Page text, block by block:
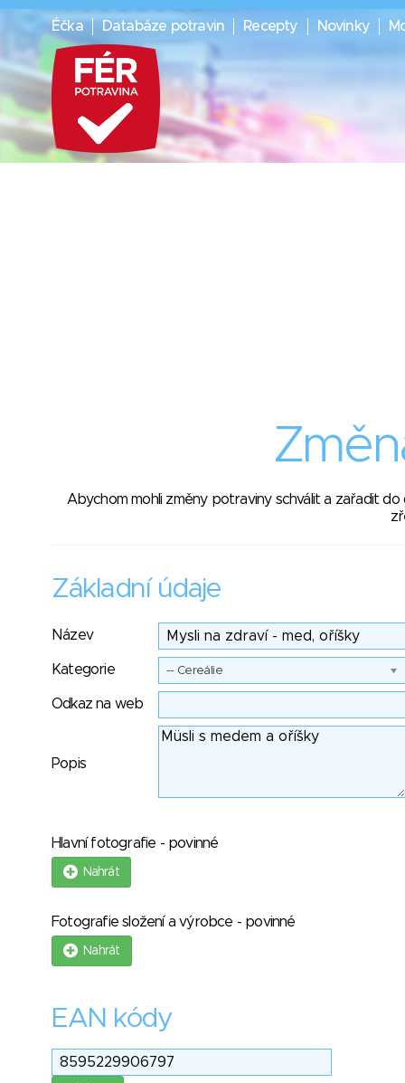
Éčka Databáze potravin Recepty Novinky
Abychom mohli změny potraviny schválit a zařadit
Základní údaje
Název
Kategorie -- Cereálie
Odkaz na web
Popis
Hlavní fotografie - povinné
Nahrát
Fotografie složení a výrobce - povinné
Nahrát
EAN kódy